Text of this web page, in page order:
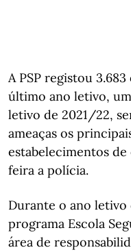
A PSP registou
último ano letivo,
letivo de 2021/22,
ameaças os
estabelecimentos
feira a polícia.
Durante o ano
programa Escola
área de